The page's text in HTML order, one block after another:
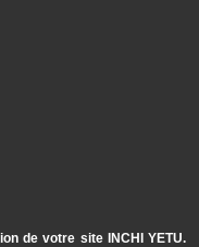
de votre site INCHI YETU.